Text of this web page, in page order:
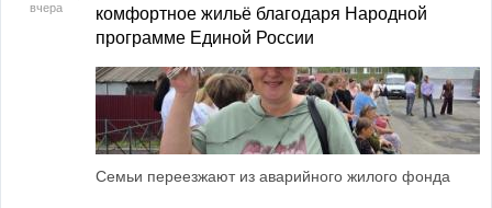
вчера
комфортное жильё благодаря Народной
программе Единой России
Семьи переезжают из аварийного жилого фонда